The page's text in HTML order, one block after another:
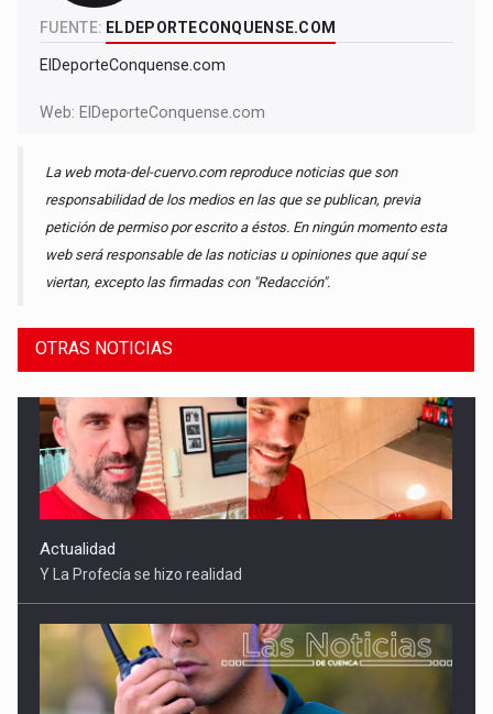
FUENTE: ELDEPORTECONQUENSE.COM
ElDeporteConquense.com
Web: ElDeporteConquense.com
La web mota-del-cuervo.com reproduce noticias que son
responsabilidad de los medios en las que se publican, previa
petición de permiso por escrito a éstos. En ningún momento esta
web será responsable de las noticias u opiniones que aquí se
viertan, excepto las firmadas con "Redacción".
OTRAS NOTICIAS
Sucesos
Detenidas tres mujeres por robar 21.000 euros a un anciano